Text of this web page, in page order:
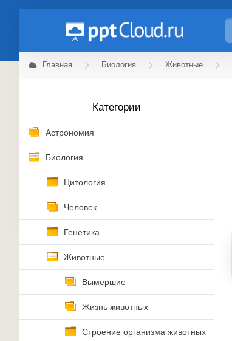
Главная Биология Животные
Категории
Астрономия
Биология
Цитология
Человек
Генетика
Животные
Вымершие
Жизнь животных
Строение организма животных